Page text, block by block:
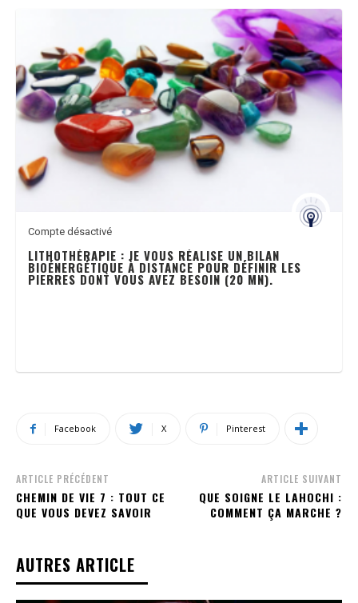
Compte désactivé
LITHOTHÉRAPIE : JE VOUS RÉALISE UN BILAN
BIOÉNERGÉTIQUE À DISTANCE POUR DÉFINIR LES
PIERRES DONT VOUS AVEZ BESOIN (20 MN).
Facebook X Pinterest
ARTICLE PRÉCÉDENT
CHEMIN DE VIE 7 : TOUT CE
QUE VOUS DEVEZ SAVOIR
ARTICLE SUIVANT
QUE SOIGNE LE LAHOCHI :
COMMENT ÇA MARCHE ?
AUTRES ARTICLE